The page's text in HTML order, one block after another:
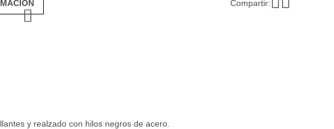
Compartir:
y realzado con hilos negros de acero.